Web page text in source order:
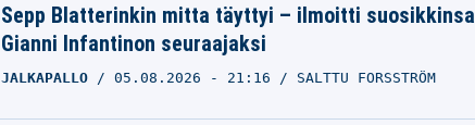
Sepp Blatterinkin mitta täyttyi – ilmoitti suosikkinsa
Gianni Infantinon seuraajaksi
JALKAPALLO 05.08.2026 - 21:16 SALTTU FORSSTRÖM